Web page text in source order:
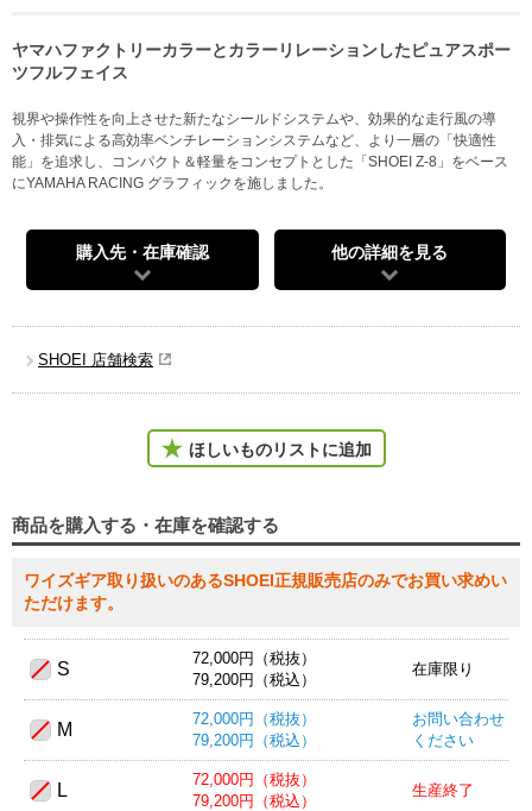
ヤマハファクトリーカラーとカラーリレーションしたピュアスポー
ツフルフェイス
視界や操作性を向上させた新たなシールドシステムや、効果的な走行風の導
入・排気による高効率ベンチレーションシステムなど、より一層の「快適性
能」を追求し、コンパクト＆軽量をコンセプトとした「SHOEI Z-8」をベース
にYAMAHA RACING グラフィックを施しました。
購入先・在庫確認 他の詳細を見る
SHOEI 店舗検索
ほしいものリストに追加
商品を購入する・在庫を確認する
S
72,000円（税抜）
79,200円（税込）
在庫限り
M
72,000円（税抜）
79,200円（税込）
お問い合わせ
ください
L
72,000円（税抜）
79,200円（税込）
生産終了